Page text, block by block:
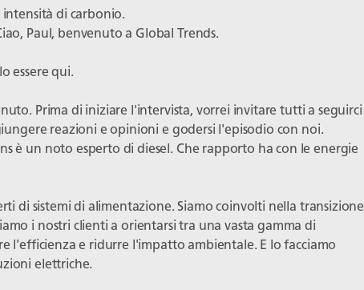
intensità di carbonio.
Paul, benvenuto a Global Trends.
essere qui.
Prima di iniziare l'intervista, vorrei invitare tutti a seguirci
reazioni e opinioni e godersi l'episodio con noi.
è un noto esperto di diesel. Che rapporto ha con le energie
di sistemi di alimentazione. Siamo coinvolti nella transizione
i nostri clienti a orientarsi tra una vasta gamma di
l'efficienza e ridurre l'impatto ambientale. E lo facciamo
elettriche.